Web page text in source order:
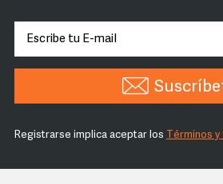
Registrarse implica aceptar los Términos